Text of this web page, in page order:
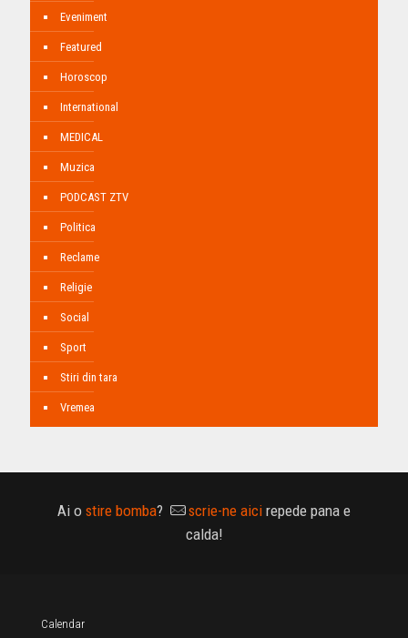
Eveniment
Featured
Horoscop
International
MEDICAL
Muzica
PODCAST ZTV
Politica
Reclame
Religie
Social
Sport
Stiri din tara
Vremea
Ai o stire bomba? scrie-ne aici repede pana e
calda!
Calendar